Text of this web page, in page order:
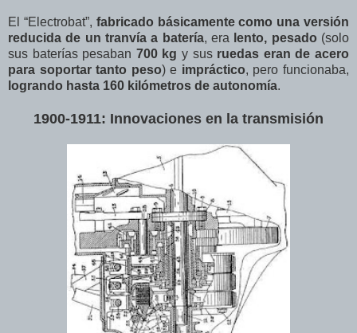
El “Electrobat”, fabricado básicamente como una versión
reducida de un tranvía a batería, era lento, pesado (solo
sus baterías pesaban 700 kg y susruedas eran de acero
para soportar tanto peso) e impráctico, pero funcionaba,
logrando hasta 160 kilómetros de autonomía.
1900-1911: Innovaciones en la transmisión